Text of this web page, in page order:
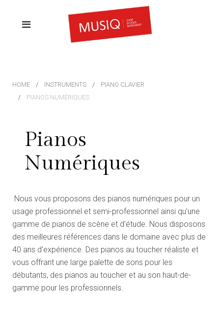
HOME INSTRUMENTS
PIANO CLAVIER
PIANOS NUMÉRIQUES
Pianos
Numériques
Nous vous proposons des pianos numériques pour un
usage professionnel et semi-professionnel ainsi qu'une
gamme de pianos de scène et d'étude. Nous disposons
des meilleures références dans le domaine avec plus de
40 ans d'expérience. Des pianos au toucher réaliste et
vous offrant une large palette de sons pour les
débutants, des pianos au toucher et au son haut-de-
gamme pour les professionnels.